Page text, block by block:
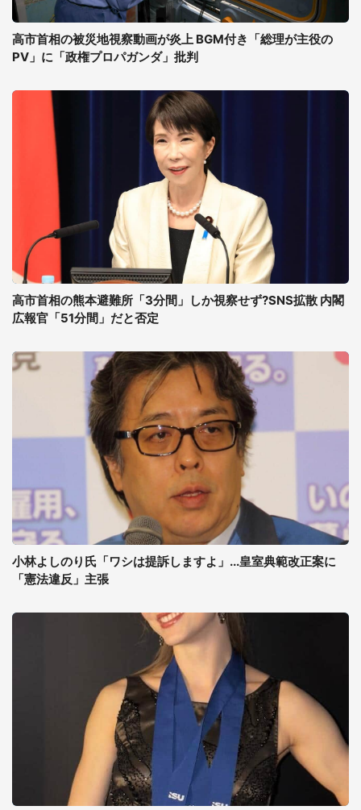
高市首相の被災地視察動画が炎上 BGM付き「総理が主役の
PV」に「政権プロパガンダ」批判
高市首相の熊本避難所「3分間」しか視察せず?SNS拡散 内閣
広報官「51分間」だと否定
小林よしのり氏「ワシは提訴しますよ」...皇室典範改正案に
「憲法違反」主張